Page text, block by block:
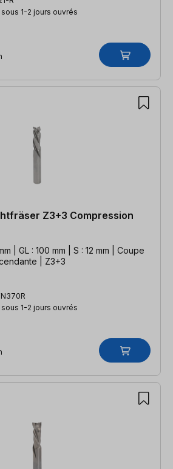
1-2 jours ouvrés
Z3+3 Compression
| GL : 100 mm | S : 12 mm | Coupe
| Z3+3
1-2 jours ouvrés